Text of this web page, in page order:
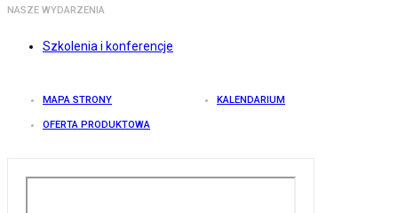
NASZE WYDARZENIA
Szkolenia i konferencje
MAPA STRONY KALENDARIUM
OFERTA PRODUKTOWA